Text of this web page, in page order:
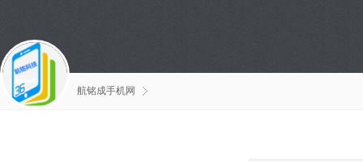
航铭成手机网